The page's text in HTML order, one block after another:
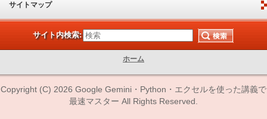
サイトマップ
サイト内検索:
ホーム
Copyright (C) 2026 Google Gemini・Python・エクセルを使った講義で
最速マスター All Rights Reserved.